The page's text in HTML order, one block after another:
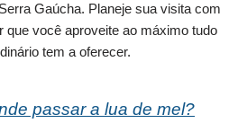
Gaúcha. Planeje sua visita com
que você aproveite ao máximo tudo
tem a oferecer.
passar a lua de mel?